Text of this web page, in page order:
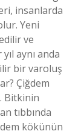
insanlarda
Yeni
ve
aynı anda
bir varoluş
Çiğdem
Bitkinin
tıbbında
kökünün